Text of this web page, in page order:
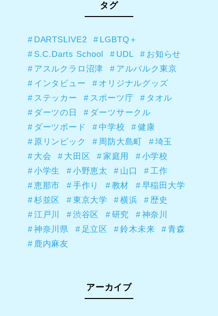
タグ
DARTSLIVE2
LGBTQ＋
S.C.Darts School
UDL
お知らせ
アスルクラロ沼津
アルバルク東京
インタビュー
オリジナルグッズ
ステッカー
スポーツ庁
タオル
ダーツの日
ダーツサークル
ダーツボード
中学校
健康
原リンピック
周防大島町
埼玉
大会
大田区 家庭用
小学校
小学生
小野恵太 山口
工作
恵那市
手作り 教材
早稲田大学
杉並区
東京大学 横浜
歴史
江戸川
渋谷区 研究
神奈川
神奈川県
足立区 鈴木未来
青森
鹿内麻友
アーカイブ